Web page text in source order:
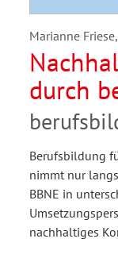
Marianne
durch
Berufsbildung
nimmt nur
BBNE in
nachhaltiges